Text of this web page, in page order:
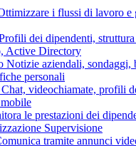
i flussi di lavoro e
dei dipendenti, struttura
Active Directory
Notizie aziendali, sondaggi,
personali
Chat, videochiamate, profili
le prestazioni dei
Supervisione
tramite annunci